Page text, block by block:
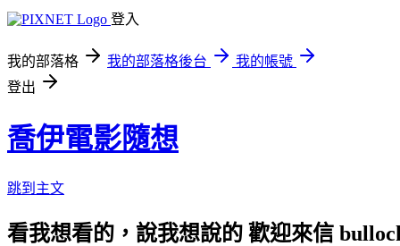
登入
我的部落格 我的部落格後台
我的帳號
登出
喬伊電影隨想
跳到主文
看我想看的，說我想說的 歡迎來信